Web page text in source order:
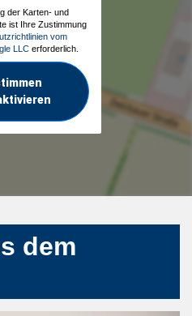
der Karten- und
ist Ihre Zustimmung
vom
LLC erforderlich.
dem